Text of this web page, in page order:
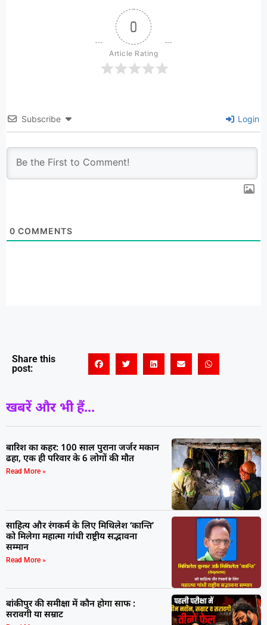
0
Article Rating
Subscribe Login
0 COMMENTS
Share this
post:
खबरें और भी हैं...
बारिश का कहर: 100 साल पुराना जर्जर मकान
ढहा, एक ही परिवार के 6 लोगों की मौत
Read More »
साहित्य और रंगकर्म के लिए मिथिलेश ‘कान्ति’
को मिलेगा महात्मा गांधी राष्ट्रीय सद्भावना
सम्मान
Read More »
बांकीपुर की समीक्षा में कौन होगा साफ :
सरावगी या सम्राट